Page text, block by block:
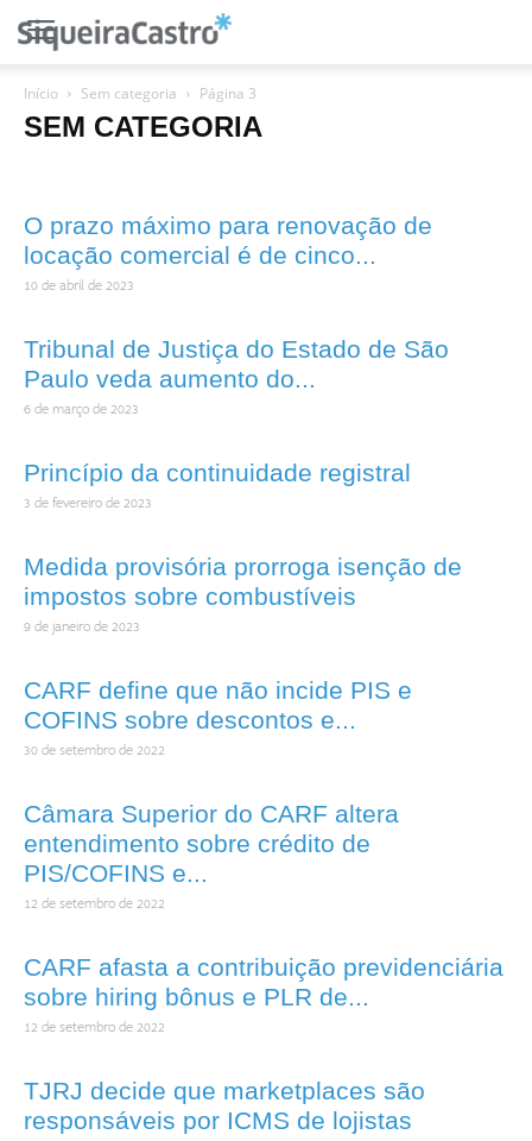
Início Sem categoria Página 3
SEM CATEGORIA
O prazo máximo para renovação de
locação comercial é de cinco...
10 de abril de 2023
Tribunal de Justiça do Estado de São
Paulo veda aumento do...
6 de março de 2023
Princípio da continuidade registral
3 de fevereiro de 2023
Medida provisória prorroga isenção de
impostos sobre combustíveis
9 de janeiro de 2023
CARF define que não incide PIS e
COFINS sobre descontos e...
30 de setembro de 2022
Câmara Superior do CARF altera
entendimento sobre crédito de
PIS/COFINS e...
12 de setembro de 2022
CARF afasta a contribuição previdenciária
sobre hiring bônus e PLR de...
12 de setembro de 2022
TJRJ decide que marketplaces são
responsáveis por ICMS de lojistas